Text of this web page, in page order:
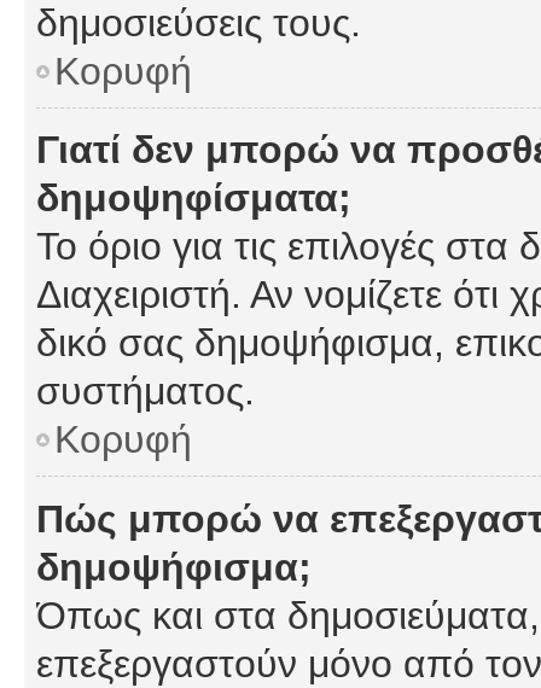
δημοσιεύσεις τους.
Κορυφή
Γιατί δεν μπορώ να
δημοψηφίσματα;
Το όριο για τις επιλογές
Διαχειριστή. Αν νομίζετε ότι
δικό σας δημοψήφισμα,
συστήματος.
Κορυφή
Πώς μπορώ να
δημοψήφισμα;
Όπως και στα
επεξεργαστούν μόνο από